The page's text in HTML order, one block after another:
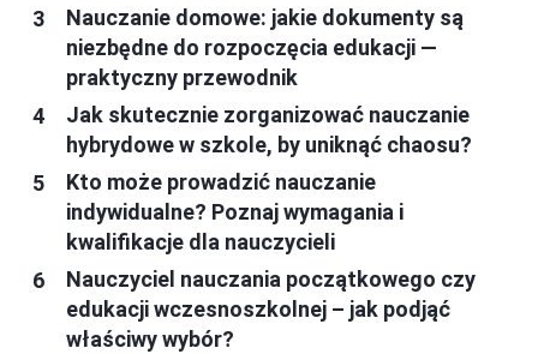
Nauczanie domowe: jakie dokumenty są
niezbędne do rozpoczęcia edukacji —
praktyczny przewodnik
Jak skutecznie zorganizować nauczanie
hybrydowe w szkole, by uniknąć chaosu?
Kto może prowadzić nauczanie
indywidualne? Poznaj wymagania i
kwalifikacje dla nauczycieli
Nauczyciel nauczania początkowego czy
edukacji wczesnoszkolnej – jak podjąć
właściwy wybór?